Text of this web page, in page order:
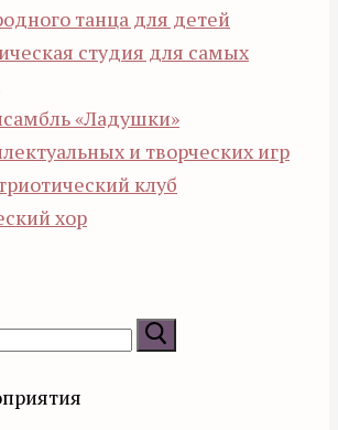
танца для детей
студия для самых
«Ладушки»
и творческих игр
клуб
хор